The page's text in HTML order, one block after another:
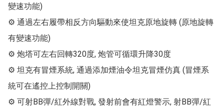
變速功能)
⚙ 通過左右履帶相反方向驅動來使坦克原地旋轉 (原地旋轉
有變速功能)
⚙ 炮塔可左右回轉320度, 炮管可循環升降30度
⚙ 坦克有冒煙系統, 通過添加煙油令坦克冒煙仿真 (冒煙系
統可在遙控上控制開關)
⚙ 可射BB彈/紅外線對戰, 發射前會有紅燈警示, 射BB彈/紅